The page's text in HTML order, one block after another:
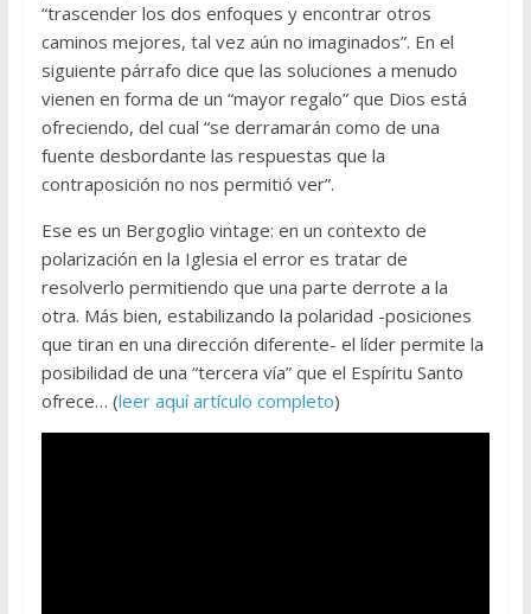
“trascender los dos enfoques y encontrar otros
caminos mejores, tal vez aún no imaginados”. En el
siguiente párrafo dice que las soluciones a menudo
vienen en forma de un “mayor regalo” que Dios está
ofreciendo, del cual “se derramarán como de una
fuente desbordante las respuestas que la
contraposición no nos permitió ver”.
Ese es un Bergoglio vintage: en un contexto de
polarización en la Iglesia el error es tratar de
resolverlo permitiendo que una parte derrote a la
otra. Más bien, estabilizando la polaridad -posiciones
que tiran en una dirección diferente- el líder permite la
posibilidad de una “tercera vía” que el Espíritu Santo
ofrece… (leer aquí artículo completo)